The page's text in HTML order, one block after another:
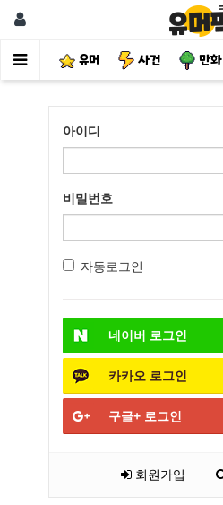
유머 사건 만화
아이디
비밀번호
자동로그인
네이버 로그인
카카오 로그인
구글+ 로그인
회원가입